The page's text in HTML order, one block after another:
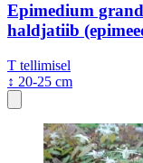
Epimedium
haldjatiib
T tellimisel
↕ 20-25 cm